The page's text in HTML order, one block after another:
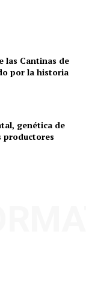
las Cantinas de
por la historia
genética de
productores